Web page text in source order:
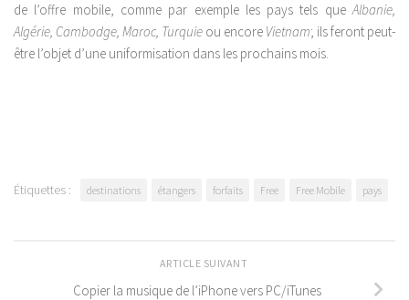
de l’offre mobile, comme par exemple les pays tels queAlbanie,
Algérie, Cambodge, Maroc, Turquie ou encore Vietnam; ils feront peut-
être l’objet d’une uniformisation dans les prochains mois.
Étiquettes : destinations étangers forfaits Free Free Mobile pays
ARTICLE SUIVANT
Copier la musique de l’iPhone vers PC/iTunes